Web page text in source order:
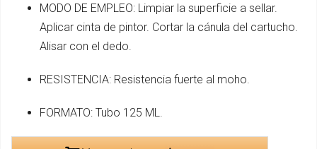
MODO DE EMPLEO: Limpiar la superficie a sellar.
Aplicar cinta de pintor. Cortar la cánula del cartucho.
Alisar con el dedo.
RESISTENCIA: Resistencia fuerte al moho.
FORMATO: Tubo 125 ML.